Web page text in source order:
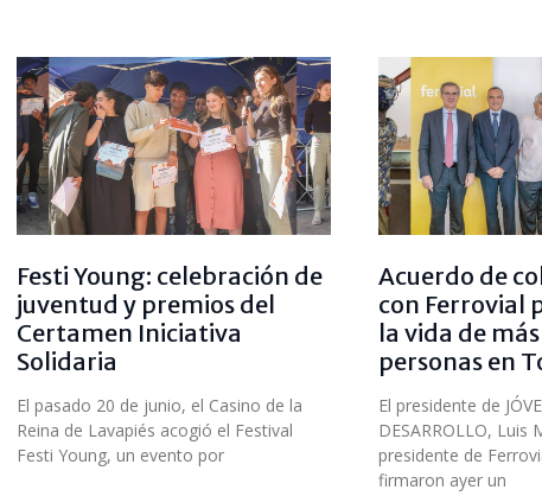
Festi Young: celebración de
juventud y premios del
Certamen Iniciativa
Solidaria
El pasado 20 de junio, el Casino de la
Reina de Lavapiés acogió el Festival
Festi Young, un evento por
Acuerdo de
con Ferrovial
la vida de
personas en
El presidente de
DESARROLLO, Luis
presidente de
firmaron ayer un